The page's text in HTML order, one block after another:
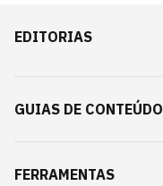
EDITORIAS
GUIAS DE CONTEÚDO
FERRAMENTAS